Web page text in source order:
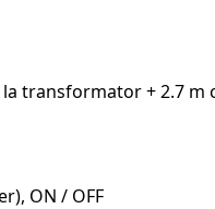
transformator + 2.7
ON / OFF